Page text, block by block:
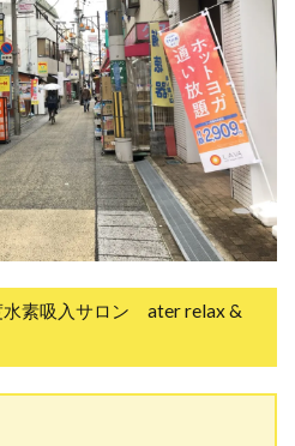
水素吸入サロン ater relax &